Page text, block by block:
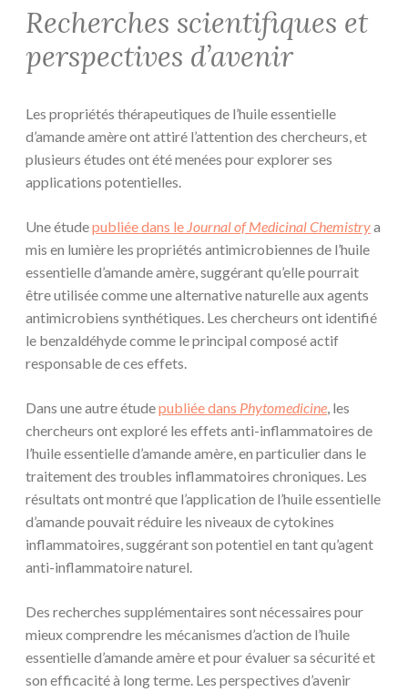
Recherches scientifiques et
perspectives d’avenir
Les propriétés thérapeutiques de l’huile essentielle
d’amande amère ont attiré l’attention des chercheurs, et
plusieurs études ont été menées pour explorer ses
applications potentielles.
Une étudepubliée dans le Journal of Medicinal Chemistrya
mis en lumière les propriétés antimicrobiennes de l’huile
essentielle d’amande amère, suggérant qu’elle pourrait
être utilisée comme une alternative naturelle aux agents
antimicrobiens synthétiques. Les chercheurs ont identifié
le benzaldéhyde comme le principal composé actif
responsable de ces effets.
Dans une autre étudepubliée dans Phytomedicine , les
chercheurs ont exploré les effets anti-inflammatoires de
l’huile essentielle d’amande amère, en particulier dans le
traitement des troubles inflammatoires chroniques. Les
résultats ont montré que l’application de l’huile essentielle
d’amande pouvait réduire les niveaux de cytokines
inflammatoires, suggérant son potentiel en tant qu’agent
anti-inflammatoire naturel.
Des recherches supplémentaires sont nécessaires pour
mieux comprendre les mécanismes d’action de l’huile
essentielle d’amande amère et pour évaluer sa sécurité et
son efficacité à long terme. Les perspectives d’avenir